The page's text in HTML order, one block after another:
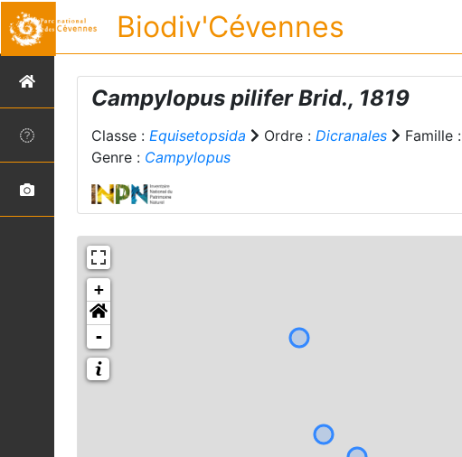
Biodiv'Cévennes
Campylopus piliferBrid., 1819
Classe : Equisetopsida Ordre : Dicranales Famille :
Genre : Campylopus
+
-